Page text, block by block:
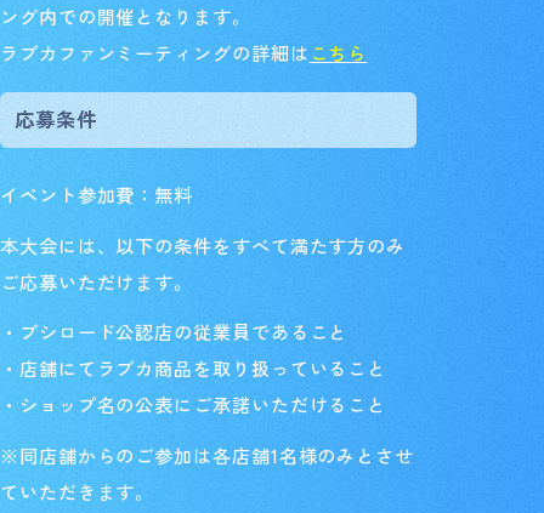
ング内での開催となります。
ラブカファンミーティングの詳細は こちら
応募条件
イベント参加費：無料
本大会には、以下の条件をすべて満たす方のみ
ご応募いただけます。
・ブシロード公認店の従業員であること
・店舗にてラブカ商品を取り扱っていること
・ショップ名の公表にご承諾いただけること
※同店舗からのご参加は各店舗1名様のみとさせ
ていただきます。